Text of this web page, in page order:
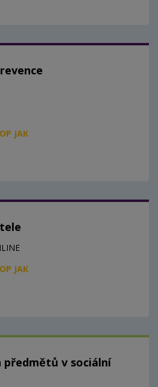
JAK
JAK
předmětů v sociální